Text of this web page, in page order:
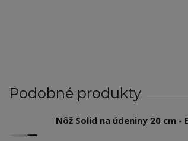
Podobné produkty
Nôž Solid na údeniny 20 cm -